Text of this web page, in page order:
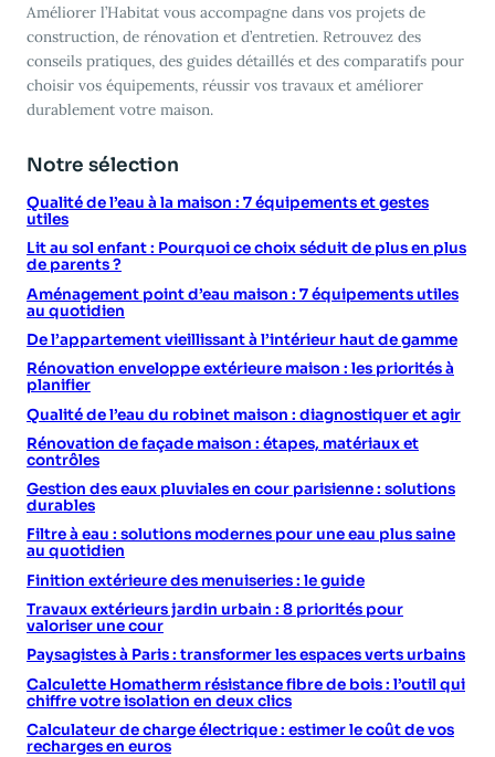
Améliorer l’Habitat vous accompagne dans vos projets de
construction, de rénovation et d’entretien. Retrouvez des
conseils pratiques, des guides détaillés et des comparatifs pour
choisir vos équipements, réussir vos travaux et améliorer
durablement votre maison.
Notre sélection
Qualité de l’eau à la maison : 7 équipements et gestes
utiles
Lit au sol enfant : Pourquoi ce choix séduit de plus en plus
de parents ?
Aménagement point d’eau maison : 7 équipements utiles
au quotidien
De l’appartement vieillissant à l’intérieur haut de gamme
Rénovation enveloppe extérieure maison : les priorités à
planifier
Qualité de l’eau du robinet maison : diagnostiquer et agir
Rénovation de façade maison : étapes, matériaux et
contrôles
Gestion des eaux pluviales en cour parisienne : solutions
durables
Filtre à eau : solutions modernes pour une eau plus saine
au quotidien
Finition extérieure des menuiseries : le guide
Travaux extérieurs jardin urbain : 8 priorités pour
valoriser une cour
Paysagistes à Paris : transformer les espaces verts urbains
Calculette Homatherm résistance fibre de bois : l’outil qui
chiffre votre isolation en deux clics
Calculateur de charge électrique : estimer le coût de vos
recharges en euros